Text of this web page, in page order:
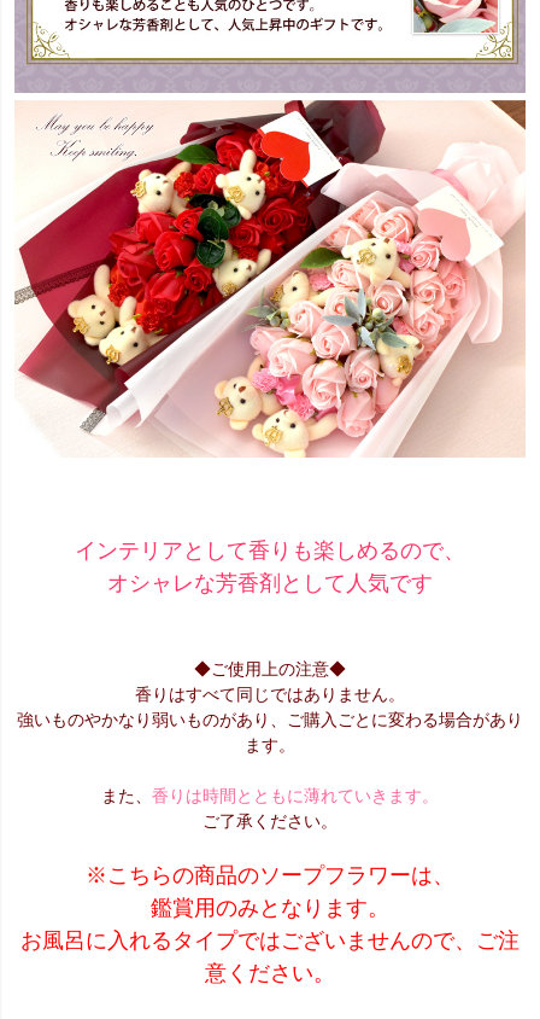
インテリアとして香りも楽しめるので、
オシャレな芳香剤として人気です
◆ご使用上の注意◆
香りはすべて同じではありません。
強いものやかなり弱いものがあり、ご購入ごとに変わる場合があり
ます。
また、 香りは時間とともに薄れていきます。
ご了承ください。
※こちらの商品のソープフラワーは、
鑑賞用のみとなります。
お風呂に入れるタイプではございませんので、ご注
意ください。